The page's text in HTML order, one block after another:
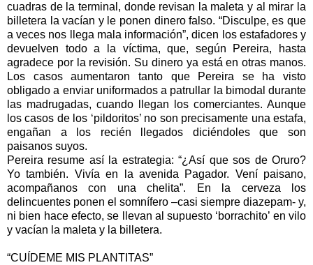
cuadras de la terminal, donde revisan la maleta y al mirar la
billetera la vacían y le ponen dinero falso. “Disculpe, es que
a veces nos llega mala información”, dicen los estafadores y
devuelven todo a la víctima, que, según Pereira, hasta
agradece por la revisión. Su dinero ya está en otras manos.
Los casos aumentaron tanto que Pereira se ha visto
obligado a enviar uniformados a patrullar la bimodal durante
las madrugadas, cuando llegan los comerciantes. Aunque
los casos de los ‘pildoritos’ no son precisamente una estafa,
engañan a los recién llegados diciéndoles que son
paisanos suyos.
Pereira resume así la estrategia: “¿Así que sos de Oruro?
Yo también. Vivía en la avenida Pagador. Vení paisano,
acompañanos con una chelita”. En la cerveza los
delincuentes ponen el somnífero –casi siempre diazepam- y,
ni bien hace efecto, se llevan al supuesto ‘borrachito’ en vilo
y vacían la maleta y la billetera.
“CUÍDEME MIS PLANTITAS”